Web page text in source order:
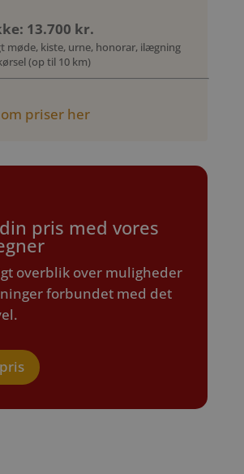
13.700 kr.
møde, kiste, urne, honorar, ilægning
(op til 10 km)
priser her
pris med vores
overblik over muligheder
forbundet med det